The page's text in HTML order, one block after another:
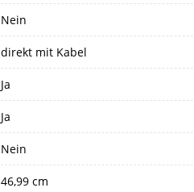
Nein
direkt mit Kabel
Ja
Ja
Nein
46,99 cm